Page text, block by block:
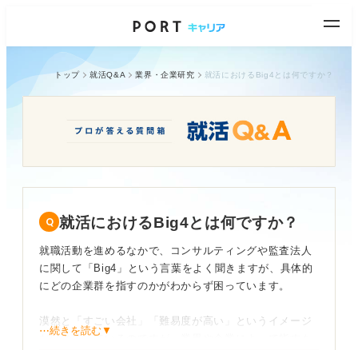
トップ 就活Q&A 業界・企業研究 就活におけるBig4とは何ですか？
就活におけるBig4とは何ですか？
就職活動を進めるなかで、コンサルティングや監査法人
に関して「Big4」という言葉をよく聞きますが、具体的
にどの企業群を指すのかがわからず困っています。
漠然と「すごい会社」「難易度が高い」というイメージ
だけは持っているのですが、業界や企業によって指すも
⋯続きを読む▼